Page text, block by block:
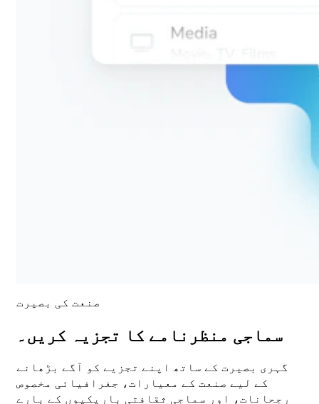
صنعت کی بصیرت
سماجی منظرنامے کا تجزیہ کریں۔
گہری بصیرت کے ساتھ اپنے تجزیے کو آگے بڑھانے
کے لیے صنعت کے معیارات، جغرافیائی مخصوص
رجحانات، اور سماجی ثقافتی باریکیوں کے بارے